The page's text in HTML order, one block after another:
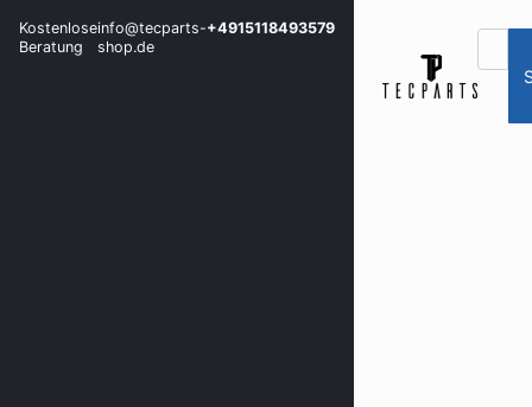
Kostenlose
Beratung
info@tecparts-
shop.de
+4915118493579